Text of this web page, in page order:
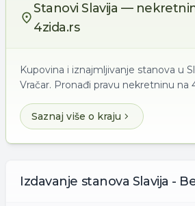
Stanovi Slavija —
4zida.rs
Kupovina i iznajmljivanje stanova u
Vračar. Pronađi pravu nekretninu na
Saznaj više o kraju
Izdavanje stanova Slavija -